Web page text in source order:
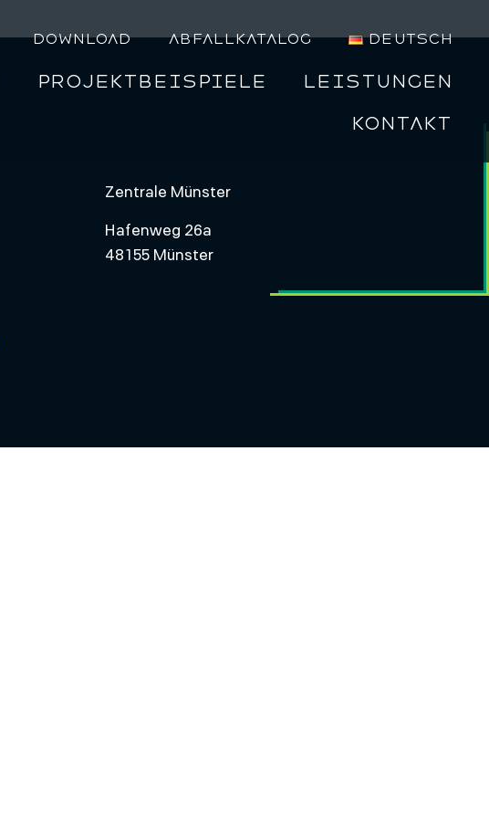
Download Abfallkatalog Deutsch
Projektbeispiele
Leistungen
Kontakt
Zentrale Münster
Hafenweg 26a
48155 Münster